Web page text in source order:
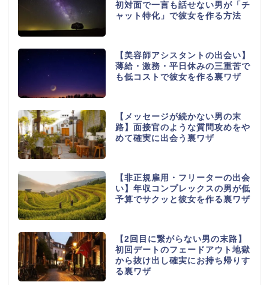
初対面で一言も話せない男が「チ
ャット特化」で彼女を作る方法
【美容師アシスタントの出会い】
薄給・激務・平日休みの三重苦で
も低コストで彼女を作る裏ワザ
【メッセージが続かない男の末
路】面接官のような質問攻めをや
めて確実に出会う裏ワザ
【非正規雇用・フリーターの出会
い】年収コンプレックスの男が低
予算でサクッと彼女を作る裏ワザ
【2回目に繋がらない男の末路】
初回デートのフェードアウト地獄
から抜け出し確実にお持ち帰りす
る裏ワザ